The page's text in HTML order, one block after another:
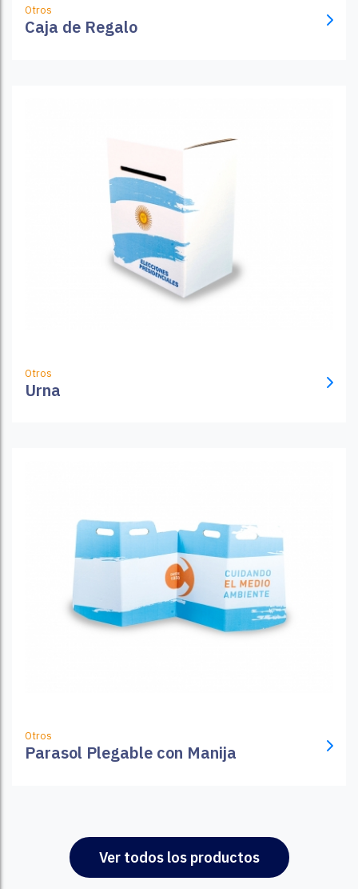
Otros
Caja de Regalo
Otros
Urna
Otros
Parasol Plegable con Manija
Ver todos los productos